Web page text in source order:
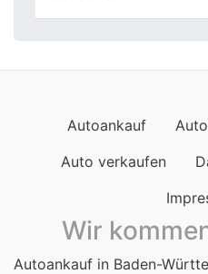
Autoankauf
Auto verkaufen
Wir
Autoankauf in Baden-